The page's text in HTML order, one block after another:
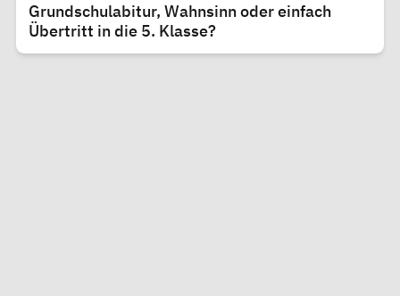
Grundschulabitur, Wahnsinn oder einfach
Übertritt in die 5. Klasse?